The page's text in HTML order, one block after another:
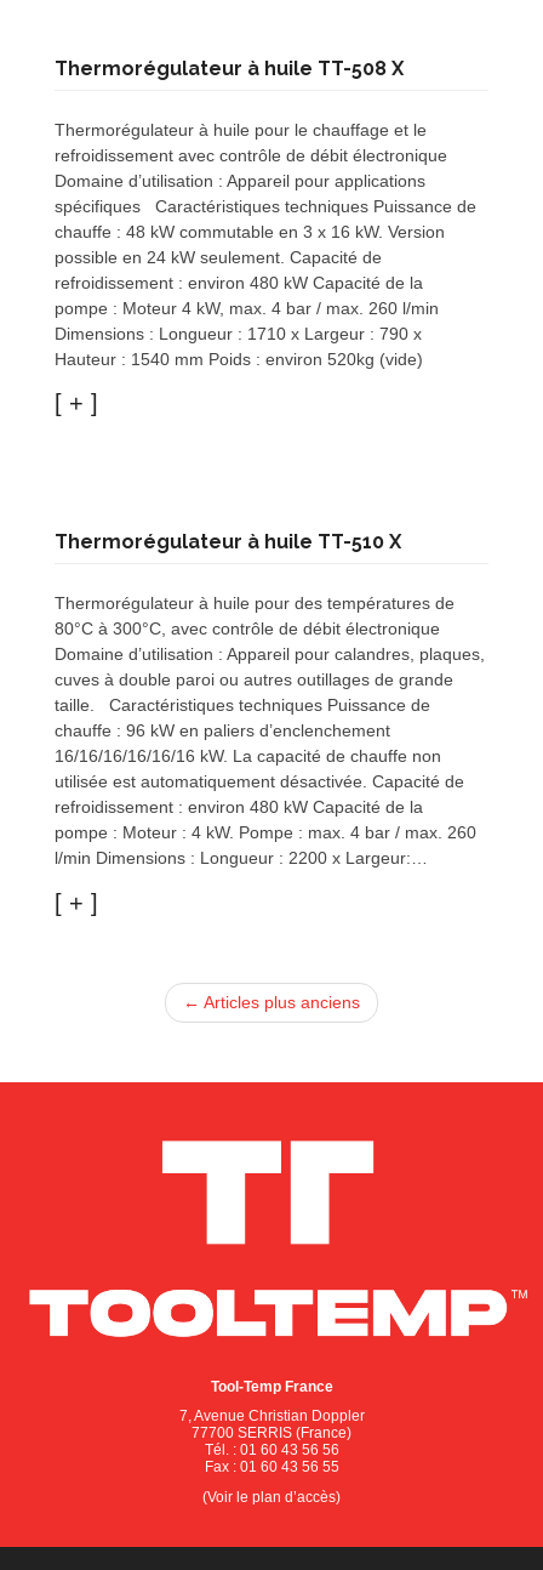
Thermorégulateur à huile TT-508 X
Thermorégulateur à huile pour le chauffage et le
refroidissement avec contrôle de débit électronique
Domaine d’utilisation : Appareil pour applications
spécifiques Caractéristiques techniques Puissance de
chauffe : 48 kW commutable en 3 x 16 kW. Version
possible en 24 kW seulement. Capacité de
refroidissement : environ 480 kW Capacité de la
pompe : Moteur 4 kW, max. 4 bar / max. 260 l/min
Dimensions : Longueur : 1710 x Largeur : 790 x
Hauteur : 1540 mm Poids : environ 520kg (vide)
Thermorégulateur à huile TT-510 X
Thermorégulateur à huile pour des températures de
80°C à 300°C, avec contrôle de débit électronique
Domaine d’utilisation : Appareil pour calandres, plaques,
cuves à double paroi ou autres outillages de grande
taille. Caractéristiques techniques Puissance de
chauffe : 96 kW en paliers d’enclenchement
16/16/16/16/16/16 kW. La capacité de chauffe non
utilisée est automatiquement désactivée. Capacité de
refroidissement : environ 480 kW Capacité de la
pompe : Moteur : 4 kW. Pompe : max. 4 bar / max. 260
l/min Dimensions : Longueur : 2200 x Largeur:…
← Articles plus anciens
Tool-Temp France
7, Avenue Christian Doppler
77700 SERRIS (France)
Tél. : 01 60 43 56 56
Fax : 01 60 43 56 55
(Voir le plan d’accès)